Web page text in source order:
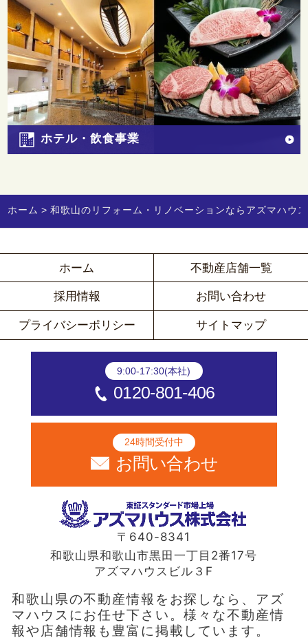
ホテル・飲食事業
ホーム 和歌山のリフォーム・リノベーションならアズマハウス
ホーム 不動産店舗一覧
採用情報 お問い合わせ
プライバシーポリシー サイトマップ
9:00-17:30(本社)
0120-801-406
24時間受付中
お問い合わせ
〒640-8341
和歌山県和歌山市黒田一丁目2番17号
アズマハウスビル３F
和歌山県の不動産情報をお探しなら、アズ
マハウスにお任せ下さい。様々な不動産情
報や店舗情報も豊富に掲載しています。